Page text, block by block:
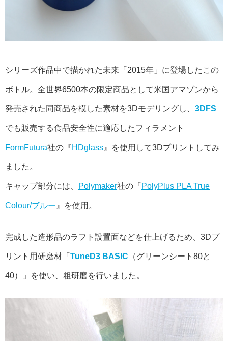
シリーズ作品中で描かれた未来「2015年」に登場したこの
ボトル。全世界6500本の限定商品として米国アマゾンから
発売された同商品を模した素材を3Dモデリングし、 3DFS
でも販売する食品安全性に適応したフィラメント
FormFutura社の『HDglass 』を使用して3Dプリントしてみ
ました。
キャップ部分には、 Polymaker社の『PolyPlus PLA True
Colour/ブルー 』を使用。
完成した造形品のラフト設置面などを仕上げるため、3Dプ
リント用研磨材「 TuneD3 BASIC （グリーンシート80と
40）」を使い、粗研磨を行いました。